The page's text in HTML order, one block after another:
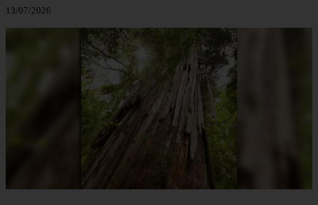
13/07/2026